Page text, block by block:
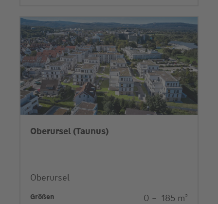
Oberursel (Taunus)
Oberursel
Größen 0 – 185 m²